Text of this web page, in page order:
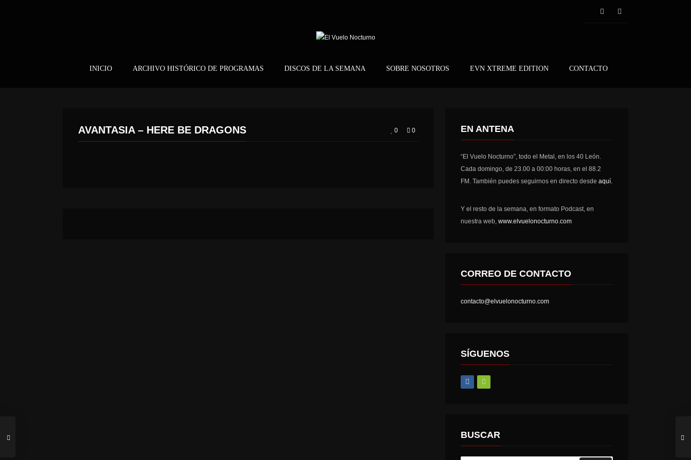
INICIO ARCHIVO HISTÓRICO DE PROGRAMAS DISCOS DE LA SEMANA SOBRE NOSOTROS EVN XTREME EDITION CONTACTO
0 0
AVANTASIA – HERE BE DRAGONS EN ANTENA
“El Vuelo Nocturno”, todo el Metal, en los 40 León.
Cada domingo, de 23.00 a 00:00 horas, en el 88.2
FM. También puedes seguirnos en directo desdeaquí.
Y el resto de la semana, en formato Podcast, en
nuestra web,www.elvuelonocturno.com
CORREO DE CONTACTO
contacto@elvuelonocturno.com
SÍGUENOS
BUSCAR